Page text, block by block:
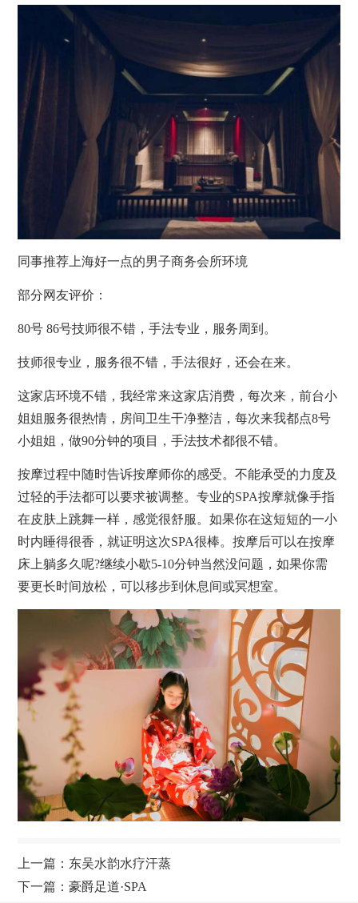
同事推荐上海好一点的男子商务会所环境
部分网友评价：
80号 86号技师很不错，手法专业，服务周到。
技师很专业，服务很不错，手法很好，还会在来。
这家店环境不错，我经常来这家店消费，每次来，前台小
姐姐服务很热情，房间卫生干净整洁，每次来我都点8号
小姐姐，做90分钟的项目，手法技术都很不错。
按摩过程中随时告诉按摩师你的感受。不能承受的力度及
过轻的手法都可以要求被调整。专业的SPA按摩就像手指
在皮肤上跳舞一样，感觉很舒服。如果你在这短短的一小
时内睡得很香，就证明这次SPA很棒。按摩后可以在按摩
床上躺多久呢?继续小歇5-10分钟当然没问题，如果你需
要更长时间放松，可以移步到休息间或冥想室。
上一篇： 东吴水韵水疗汗蒸
下一篇：豪爵足道·SPA